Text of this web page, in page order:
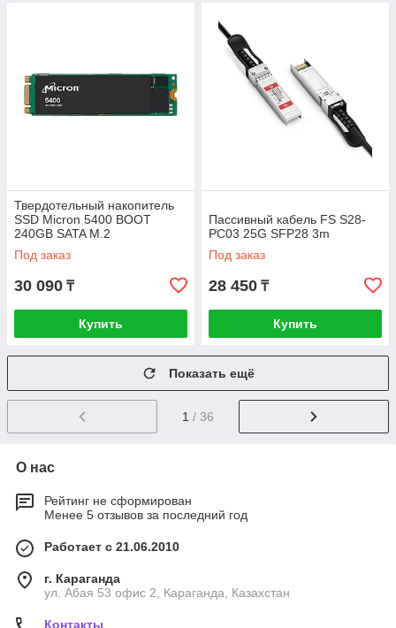
Твердотельный накопитель
SSD Micron 5400 BOOT
240GB SATA M.2
Под заказ
30 090 ₸
Купить
Пассивный кабель FS S28-
PC03 25G SFP28 3m
Под заказ
28 450 ₸
Купить
Показать ещё
1 / 36
О нас
Рейтинг не сформирован
Менее 5 отзывов за последний год
Работает с 21.06.2010
г. Караганда
ул. Абая 53 офис 2, Караганда, Казахстан
Контакты